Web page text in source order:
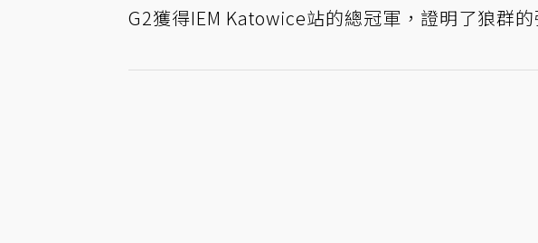
G2獲得IEM Katowice站的總冠軍，證明了狼群的